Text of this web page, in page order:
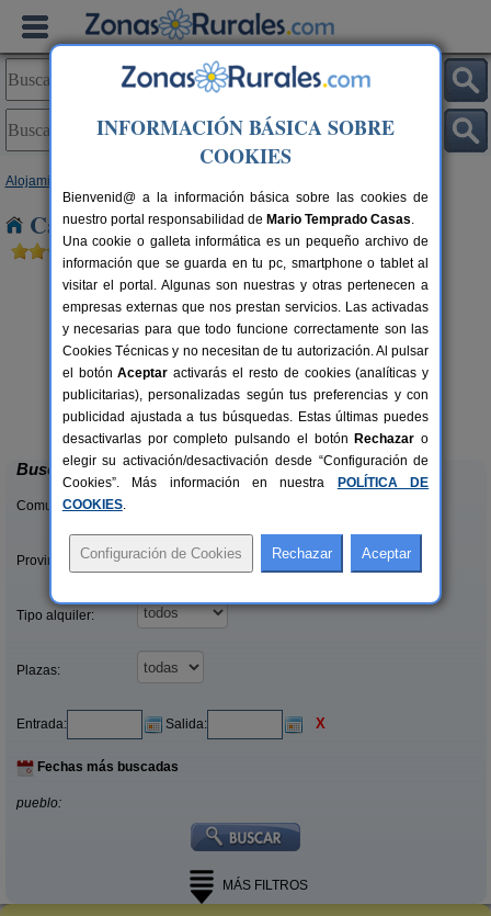
Alojamientos
Casas Rurales cerca de Sanet y Negrals
2-28+5 pers.
desde20 €
Masia L´Ancornia
Tibi (Alicante)
Buscar
Comunidades:
Provincias/Islas:
Tipo alquiler:
Plazas:
Entrada: Salida: X
Fechas más buscadas
pueblo:
MÁS FILTROS
INFORMACIÓN BÁSICA SOBRE
COOKIES
Bienvenid@ a la información básica sobre las cookies de
nuestro portal responsabilidad de Mario Temprado Casas.
Una cookie o galleta informática es un pequeño archivo de
información que se guarda en tu pc, smartphone o tablet al
visitar el portal. Algunas son nuestras y otras pertenecen a
empresas externas que nos prestan servicios. Las activadas
y necesarias para que todo funcione correctamente son las
Cookies Técnicas y no necesitan de tu autorización. Al pulsar
el botónAceptar activarás el resto de cookies (analíticas y
publicitarias), personalizadas según tus preferencias y con
publicidad ajustada a tus búsquedas. Estas últimas puedes
desactivarlas por completo pulsando el botón Rechazar o
elegir su activación/desactivación desde “Configuración de
Cookies”. Más información en nuestra
POLÍTICA DE
COOKIES.